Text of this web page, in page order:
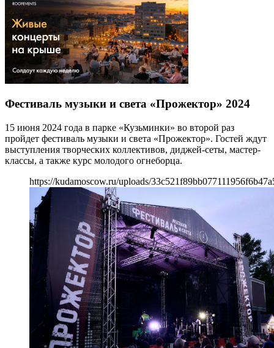
Фестиваль музыки и света «Прожектор» 2024
15 июня 2024 года в парке «Кузьминки» во второй раз
пройдет фестиваль музыки и света «Прожектор». Гостей ждут
выступления творческих коллективов, диджей-сеты, мастер-
классы, а также курс молодого огнеборца.
https://kudamoscow.ru/uploads/